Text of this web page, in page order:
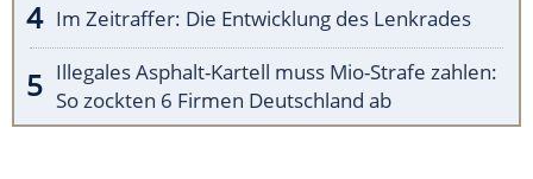
Im Zeitraffer: Die Entwicklung des Lenkrades
Illegales Asphalt-Kartell muss Mio-Strafe zahlen:
So zockten 6 Firmen Deutschland ab